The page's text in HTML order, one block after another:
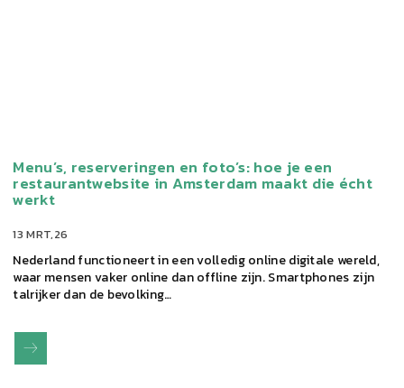
13 MRT,26
Nederland functioneert in een volledig online digitale wereld,
waar mensen vaker online dan offline zijn. Smartphones zijn
talrijker dan de bevolking…
Menu’s, reserveringen en foto’s: hoe je een
restaurantwebsite in Amsterdam maakt die écht
werkt